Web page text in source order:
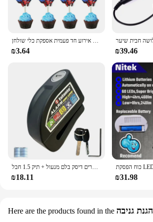
ספיידרמן מסיבת יום הולדת קישוטי לילדים לטקס רדיד אלומיניום בלוני עכביש נושא אירוע חד פעמית אספקת כלי שולחן
₪3.64 ₪39.46
עמיד למים אופנוע נעילת אופניים אבטחה נגד גניבה מנעול אופנוע הרים אופני הרים דיסק בלם מנעול + תיק 1.5 חבל
₪18.11 ₪31.98
Here are the products found in the הגנת גניבה